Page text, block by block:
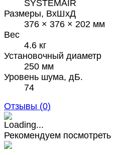
SYSTEMAIR
Размеры, ВхШхД
376 × 376 × 202 мм
Вес
4.6 кг
Установочный диаметр
250 мм
Уровень шума, дБ.
74
Отзывы (0)
Рекомендуем посмотреть